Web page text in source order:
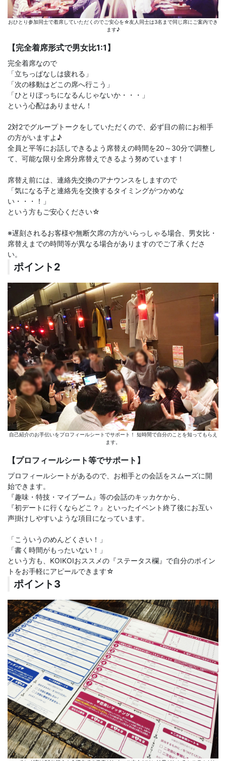
おひとり参加同士で着席していただくのでご安心を☆友人同士は3名まで同じ席にご案内でき
ます♪
【完全着席形式で男女比1:1】
完全着席なので
「立ちっぱなしは疲れる」
「次の移動はどこの席へ行こう」
「ひとりぼっちになるんじゃないか・・・」
という心配はありません！
2対2でグループトークをしていただくので、必ず目の前にお相手
の方がいますよ♪
全員と平等にお話しできるよう席替えの時間を20～30分で調整し
て、可能な限り全席分席替えできるよう努めています！
席替え前には、連絡先交換のアナウンスをしますので
「気になる子と連絡先を交換するタイミングがつかめな
い・・・！」
という方もご安心ください☆
※遅刻されるお客様や無断欠席の方がいらっしゃる場合、男女比・
席替えまでの時間等が異なる場合がありますのでご了承くださ
い。
ポイント2
自己紹介のお手伝いをプロフィールシートでサポート！ 短時間で自分のことを知ってもらえ
ます。
【プロフィールシート等でサポート】
プロフィールシートがあるので、お相手との会話をスムーズに開
始できます。
『趣味・特技・マイブーム』等の会話のキッカケから、
『初デートに行くならどこ？』といったイベント終了後にお互い
声掛けしやすいような項目になっています。
「こういうのめんどくさい！」
「書く時間がもったいない！」
という方も、KOIKOIおススメの『ステータス欄』で自分のポイン
トをお手軽にアピールできます☆
ポイント3